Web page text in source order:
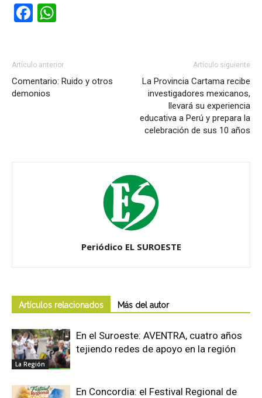
Facebook
Artículo anterior
Comentario: Ruido y otros
demonios
Artículo siguiente
La Provincia Cartama recibe
investigadores mexicanos,
llevará su experiencia
educativa a Perú y prepara la
celebración de sus 10 años
Periódico EL SUROESTE
Artículos relacionados Más del autor
La Región
En el Suroeste: AVENTRA, cuatro años
tejiendo redes de apoyo en la región
En Concordia: el Festival Regional de